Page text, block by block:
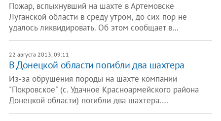
Пожар, вспыхнувший на шахте в Артемовске
Луганской области в среду утром, до сих пор не
удалось ликвидировать. Об этом сообщает в…
22 августа 2013, 09:11
В Донецкой области погибли два шахтера
Из-за обрушения породы на шахте компании
"Покровское" (с. Удачное Красноармейского района
Донецкой области) погибли два шахтера.…